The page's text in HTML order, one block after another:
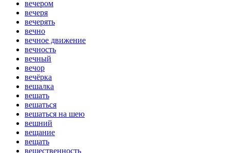
вечером
вечеря
вечерять
вечно
вечное движение
вечность
вечный
вечор
вечёрка
вешалка
вешать
вешаться
вешаться на шею
вешний
вещание
вещать
вещественность